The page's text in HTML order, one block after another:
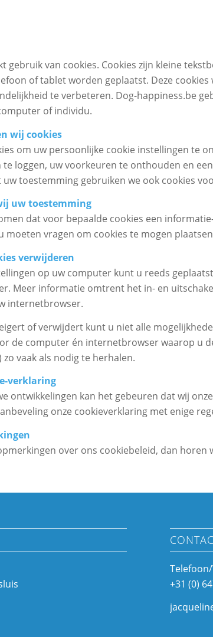
gebruik van cookies. Cookies zijn kleine
of tablet worden geplaatst. Deze
te verbeteren. Dog-happiness.be
of individu.
wij cookies
om uw persoonlijke cookie instellingen te
loggen, uw voorkeuren te onthouden en
toestemming gebruiken we ook cookies
uw toestemming
dat voor bepaalde cookies een
moeten vragen om cookies te mogen
verwijderen
op uw computer kunt u reeds
Meer informatie omtrent het in- en
internetbrowser.
of verwijdert kunt u niet alle
de computer én internetbrowser waarop u
zo vaak als nodig te herhalen.
verklaring
ontwikkelingen kan het gebeuren dat wij
onze cookieverklaring met enige
over ons cookiebeleid, dan
+31 (0)